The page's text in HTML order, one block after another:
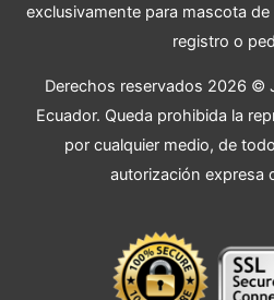
exclusivamente para mascota
registro o
Derechos reservados 2026 ©
Ecuador. Queda prohibida la
por cualquier medio, de
autorización expresa